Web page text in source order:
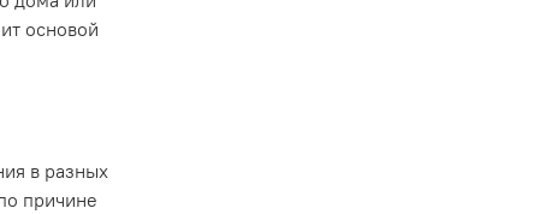
основой
в разных
причине